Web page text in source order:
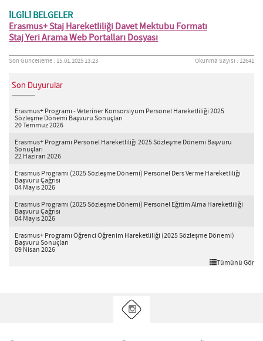
İLGİLİ BELGELER
Erasmus+ Staj Hareketliliği Davet Mektubu Formatı
Staj Yeri Arama Web Portalları Dosyası
Son Güncelleme : 15.01.2025 13:23 Okunma Sayısı : 12641
Son Duyurular
Erasmus+ Programı - Veteriner Konsorsiyum Personel Hareketliliği 2025
Sözleşme Dönemi Başvuru Sonuçları
20 Temmuz 2026
Erasmus+ Programı Personel Hareketliliği 2025 Sözleşme Dönemi Başvuru
Sonuçları
22 Haziran 2026
Erasmus Programı (2025 Sözleşme Dönemi) Personel Ders Verme Hareketliliği
Başvuru Çağrısı
04 Mayıs 2026
Erasmus Programı (2025 Sözleşme Dönemi) Personel Eğitim Alma Hareketliliği
Başvuru Çağrısı
04 Mayıs 2026
Erasmus+ Programı Öğrenci Öğrenim Hareketliliği (2025 Sözleşme Dönemi)
Başvuru Sonuçları
09 Nisan 2026
Tümünü Gör